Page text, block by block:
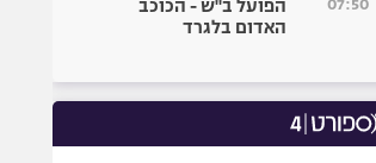
07:50
הפועל ב"ש - הכוכב
האדום בלגרד